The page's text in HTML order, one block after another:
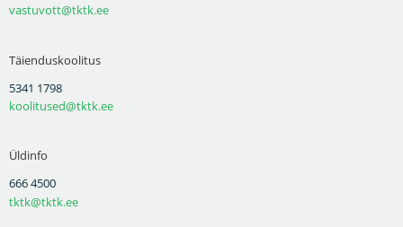
vastuvott@tktk.ee
Täienduskoolitus
5341 1798
koolitused@tktk.ee
Üldinfo
666 4500
tktk@tktk.ee